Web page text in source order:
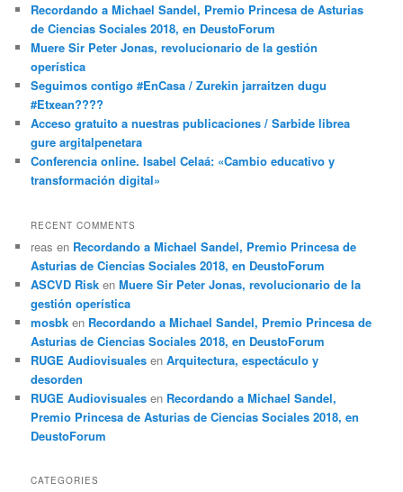
Recordando a Michael Sandel, Premio Princesa de Asturias
de Ciencias Sociales 2018, en DeustoForum
Muere Sir Peter Jonas, revolucionario de la gestión
operística
Seguimos contigo #EnCasa / Zurekin jarraitzen dugu
#Etxean????
Acceso gratuito a nuestras publicaciones / Sarbide librea
gure argitalpenetara
Conferencia online. Isabel Celaá: «Cambio educativo y
transformación digital»
RECENT COMMENTS
reas en Recordando a Michael Sandel, Premio Princesa de
Asturias de Ciencias Sociales 2018, en DeustoForum
ASCVD Risk enMuere Sir Peter Jonas, revolucionario de la
gestión operística
mosbk en Recordando a Michael Sandel, Premio Princesa de
Asturias de Ciencias Sociales 2018, en DeustoForum
RUGE Audiovisuales enArquitectura, espectáculo y
desorden
RUGE Audiovisuales en Recordando a Michael Sandel,
Premio Princesa de Asturias de Ciencias Sociales 2018, en
DeustoForum
CATEGORIES